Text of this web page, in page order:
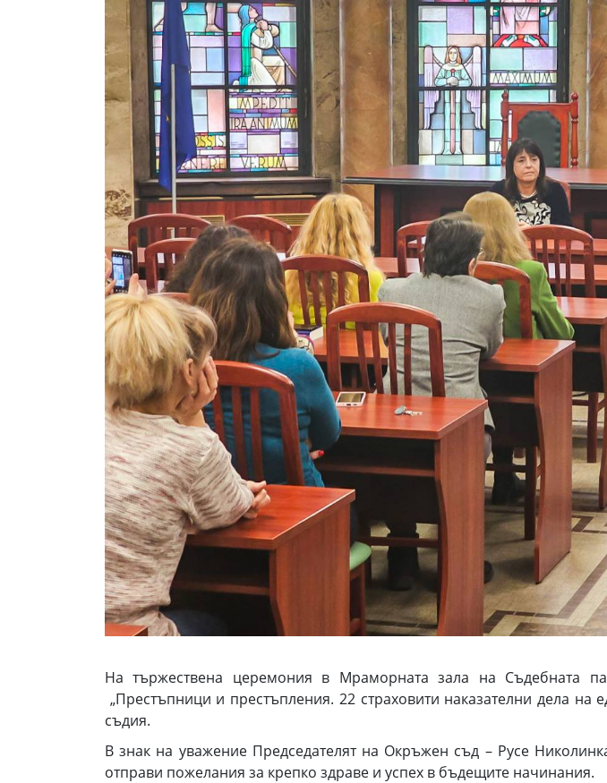
На тържествена церемония в Мраморната зала на Съдебната
„Престъпници и престъпления. 22 страховити наказателни дела
съдия.
В знак на уважение Председателят на Окръжен съд – Русе
отправи пожелания за крепко здраве и успех в бъдещите начинания.